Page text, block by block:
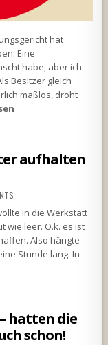
hat
Eine
habe, aber ich
Besitzer gleich
maßlos, droht
aufhalten
in die Werkstatt
wie leer. O.k. es ist
Also hängte
Stunde lang. In
hatten die
schon!